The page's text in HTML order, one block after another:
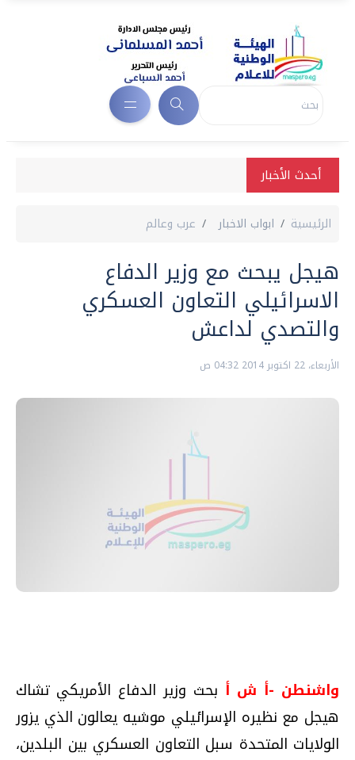
أحدث الأخبار
الرئيسية ابواب الاخبار عرب وعالم
هيجل يبحث مع وزير الدفاع
الاسرائيلي التعاون العسكري
والتصدي لداعش
الأربعاء، 22 اكتوبر 2014 04:32 ص
واشنطن -أ ش أ بحث وزير الدفاع الأمريكي تشاك
هيجل مع نظيره الإسرائيلي موشيه يعالون الذي يزور
الولايات المتحدة سبل التعاون العسكري بين البلدين،